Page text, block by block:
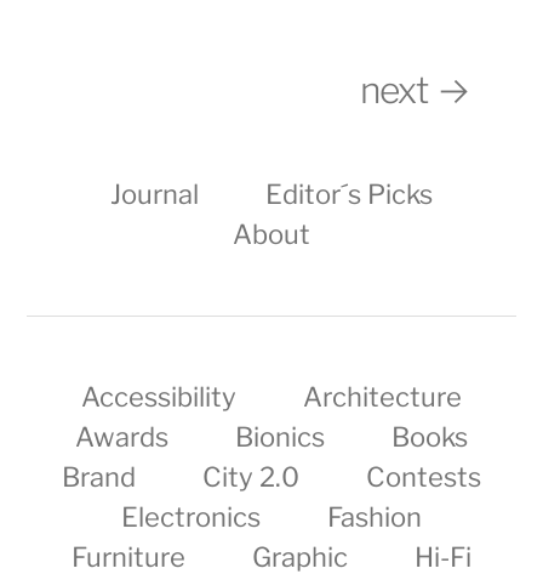
next →
Journal
Editor´s Picks
About
Accessibility
Architecture
Awards
Bionics
Books
Brand
City 2.0
Contests
Electronics
Fashion
Furniture
Graphic
Hi-Fi